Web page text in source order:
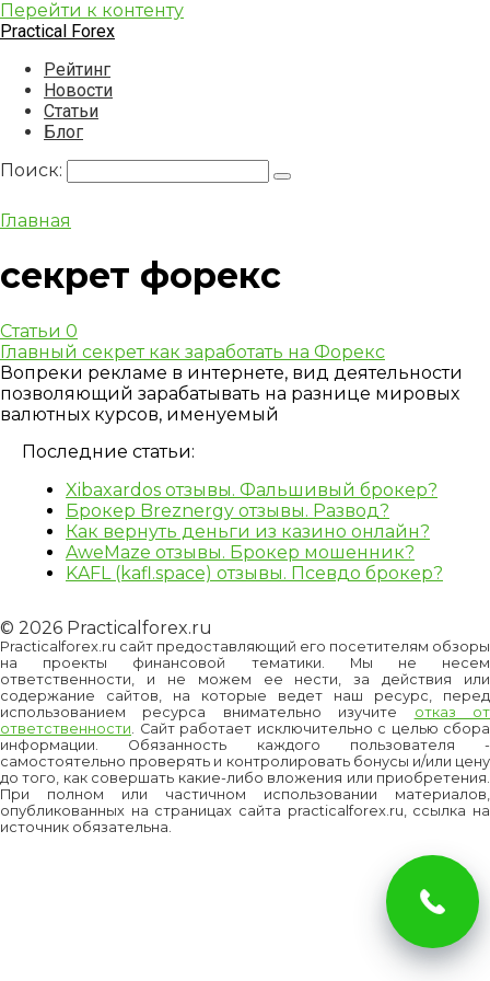
Перейти к контенту
Practical Forex
Рейтинг
Новости
Статьи
Блог
Поиск:
Главная
секрет форекс
Статьи 0
Главный секрет как заработать на Форекс
Вопреки рекламе в интернете, вид деятельности
позволяющий зарабатывать на разнице мировых
валютных курсов, именуемый
Последние статьи:
Xibaxardos отзывы. Фальшивый брокер?
Брокер Breznergy отзывы. Развод?
Как вернуть деньги из казино онлайн?
AweMaze отзывы. Брокер мошенник?
KAFL (kafl.space) отзывы. Псевдо брокер?
© 2026 Practicalforex.ru
Practicalforex.ru сайт предоставляющий его посетителям обзоры
на проекты финансовой тематики. Мы не несем
ответственности, и не можем ее нести, за действия или
содержание сайтов, на которые ведет наш ресурс, перед
использованием ресурса внимательно изучите отказ от
ответственности . Сайт работает исключительно с целью сбора
информации. Обязанность каждого пользователя -
самостоятельно проверять и контролировать бонусы и/или цену
до того, как совершать какие-либо вложения или приобретения.
При полном или частичном использовании материалов,
опубликованных на страницах сайта practicalforex.ru, ссылка на
источник обязательна.